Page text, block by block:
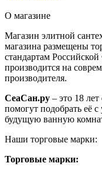
О магазине
Магазин элитной
магазина размещены
стандартам
производится на
производителя.
СеаСан.ру – это 18
помогут подобрать её
будущую ванную
Наши торговые марки:
Торговые марки: